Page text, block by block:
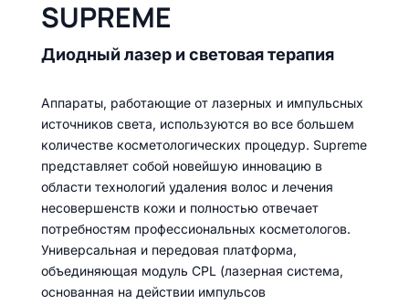
SUPREME
Диодный лазер и световая терапия
Аппараты, работающие от лазерных и импульсных
источников света, используются во все большем
количестве косметологических процедур. Supreme
представляет собой новейшую инновацию в
области технологий удаления волос и лечения
несовершенств кожи и полностью отвечает
потребностям профессиональных косметологов.
Универсальная и передовая платформа,
объединяющая модуль CPL (лазерная система,
основанная на действии импульсов